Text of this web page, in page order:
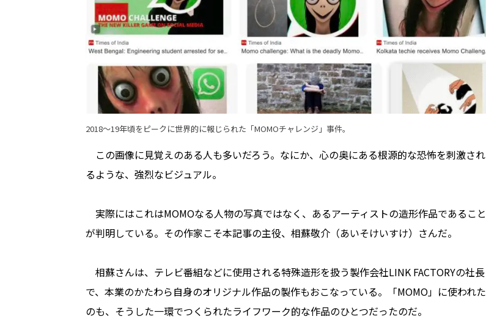
2018〜19年頃をピークに世界的に報じられた「MOMOチャレンジ」事件。
この画像に見覚えのある人も多いだろう。なにか、心の奥にある根源的な恐怖を刺激され
るような、強烈なビジュアル。
実際にはこれはMOMOなる人物の写真ではなく、あるアーティストの造形作品であること
が判明している。その作家こそ本記事の主役、相蘇敬介（あいそけいすけ）さんだ。
相蘇さんは、テレビ番組などに使用される特殊造形を扱う製作会社LINK FACTORYの社長
で、本業のかたわら自身のオリジナル作品の製作もおこなっている。「MOMO」に使われた
のも、そうした一環でつくられたライフワーク的な作品のひとつだったのだ。